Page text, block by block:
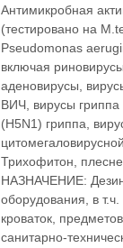
Антимикробная
(тестировано на
Pseudomonas
включая
аденовирусы,
ВИЧ, вирусы гриппа
(H5N1) гриппа,
Трихофитон,
НАЗНАЧЕНИЕ:
оборудования, в
кроваток,
санитарно-